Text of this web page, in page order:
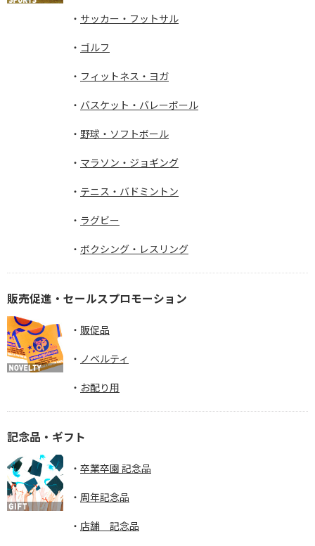
サッカー・フットサル
ゴルフ
フィットネス・ヨガ
バスケット・バレーボール
野球・ソフトボール
マラソン・ジョギング
テニス・バドミントン
ラグビー
ボクシング・レスリング
販売促進・セールスプロモーション
販促品
ノベルティ
お配り用
記念品・ギフト
卒業卒園 記念品
周年記念品
店舗 記念品